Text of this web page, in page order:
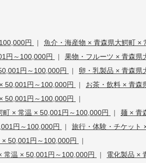
円 | 魚介・海産物 × 青森県大鰐町 ×
円～100,000円
| 果物・フルーツ × 青森県
円～100,000円
| 卵・乳製品 × 青森県
50,001円～100,000円
| お茶・飲料 × 青森
50,001円～100,000円
|
× 常温 × 50,001円～100,000円
| 麺 × 青
円～100,000円
|
旅行・体験・チケット
50,001円～100,000円
|
常温 × 50,001円～100,000円
| 電化製品 ×